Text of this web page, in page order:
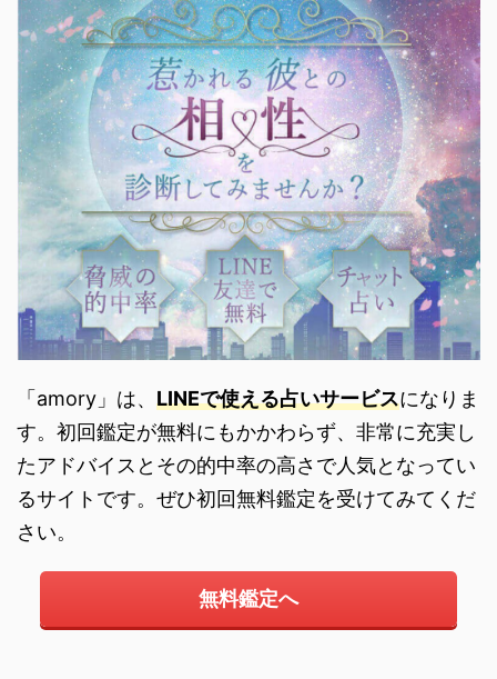
「amory」は、 LINEで使える占いサービスになりま
す。初回鑑定が無料にもかかわらず、非常に充実し
たアドバイスとその的中率の高さで人気となってい
るサイトです。ぜひ初回無料鑑定を受けてみてくだ
さい。
無料鑑定へ